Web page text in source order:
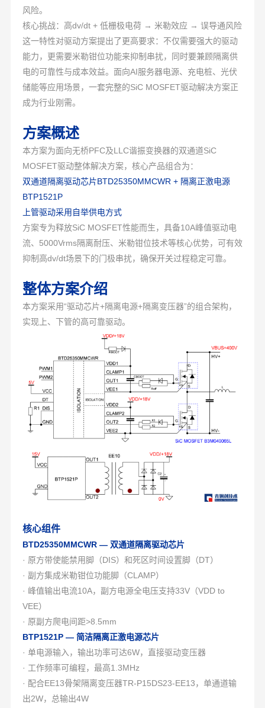
风险。
核心挑战：高dv/dt + 低栅极电荷 → 米勒效应 → 误导通风险
这一特性对驱动方案提出了更高要求：不仅需要强大的驱动
能力，更需要米勒钳位功能来抑制串扰，同时要兼顾隔离供
电的可靠性与成本效益。面向AI服务器电源、充电桩、光伏
储能等应用场景，一套完整的SiC MOSFET驱动解决方案正
成为行业刚需。
方案概述
本方案为面向无桥PFC及LLC谐振变换器的双通道SiC
MOSFET驱动整体解决方案，核心产品组合为：
双通道隔离驱动芯片BTD25350MMCWR + 隔离正激电源
BTP1521P
上管驱动采用自举供电方式
方案专为释放SiC MOSFET性能而生，具备10A峰值驱动电
流、5000Vrms隔离耐压、米勒钳位技术等核心优势，可有效
抑制高dv/dt场景下的门极串扰，确保开关过程稳定可靠。
整体方案介绍
本方案采用“驱动芯片+隔离电源+隔离变压器”的组合架构，
实现上、下管的高可靠驱动。
核心组件
BTD25350MMCWR — 双通道隔离驱动芯片
· 原方带使能禁用脚（DIS）和死区时间设置脚（DT）
· 副方集成米勒钳位功能脚（CLAMP）
· 峰值输出电流10A，副方电源全电压支持33V（VDD to
VEE）
· 原副方爬电间距>8.5mm
BTP1521P — 简洁隔离正激电源芯片
· 单电源输入，输出功率可达6W，直接驱动变压器
· 工作频率可编程，最高1.3MHz
· 配合EE13骨架隔离变压器TR-P15DS23-EE13，单通道输
出2W，总输出4W